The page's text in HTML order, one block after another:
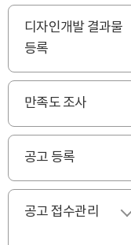
디자인개발 결과물
등록
만족도 조사
공고 등록
공고 접수관리